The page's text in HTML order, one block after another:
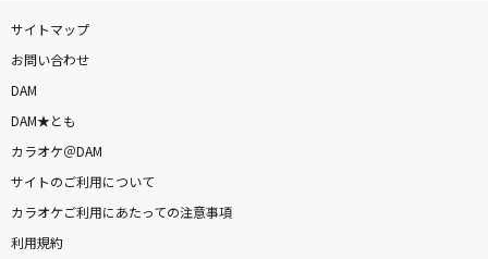
サイトマップ
お問い合わせ
DAM
DAM★とも
カラオケ＠DAM
サイトのご利用について
カラオケご利用にあたっての注意事項
利用規約